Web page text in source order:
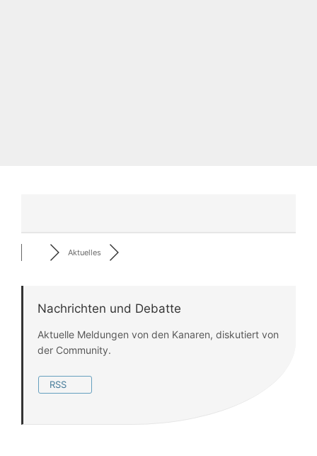
Aktuelles
Nachrichten und Debatte
Aktuelle Meldungen von den Kanaren, diskutiert von
der Community.
RSS